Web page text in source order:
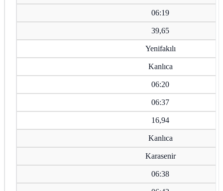
06:19
39,65
Yenifakılı
Kanlıca
06:20
06:37
16,94
Kanlıca
Karasenir
06:38